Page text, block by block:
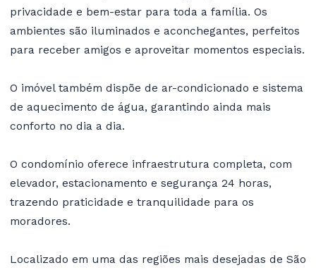
privacidade e bem-estar para toda a família. Os
ambientes são iluminados e aconchegantes, perfeitos
para receber amigos e aproveitar momentos especiais.
O imóvel também dispõe de ar-condicionado e sistema
de aquecimento de água, garantindo ainda mais
conforto no dia a dia.
O condomínio oferece infraestrutura completa, com
elevador, estacionamento e segurança 24 horas,
trazendo praticidade e tranquilidade para os
moradores.
Localizado em uma das regiões mais desejadas de São